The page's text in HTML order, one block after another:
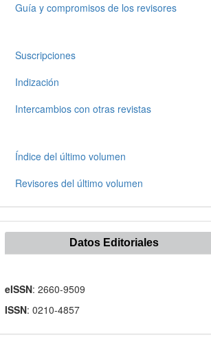
Guía y compromisos de los revisores
Suscripciones
Indización
Intercambios con otras revistas
Índice del último volumen
Revisores del último volumen
Datos Editoriales
eISSN: 2660-9509
ISSN: 0210-4857